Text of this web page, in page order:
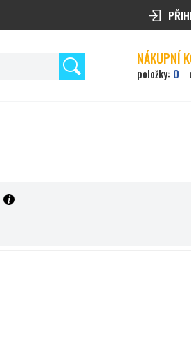
NÁKUPNÍ
položky: 0